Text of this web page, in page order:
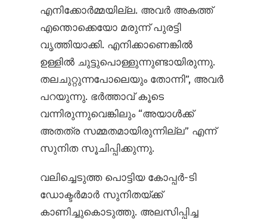
എനിക്കോർമ്മയില്ല. അവർ അകത്ത്
എന്തൊക്കെയോ മരുന്ന് പുരട്ടി
വൃത്തിയാക്കി. എനിക്കാണെങ്കിൽ
ഉള്ളിൽ ചുട്ടുപൊള്ളുന്നുണ്ടായിരുന്നു.
തലചുറ്റുന്നപോലെയും തോന്നി”, അവർ
പറയുന്നു. ഭർത്താവ് കൂടെ
വന്നിരുന്നുവെങ്കിലും “അയാൾക്ക്
അതത്ര സമ്മതമായിരുന്നില്ല” എന്ന്
സുനിത സൂചിപ്പിക്കുന്നു.
വലിച്ചെടുത്ത പൊട്ടിയ കോപ്പർ-ടി
ഡോക്ടർമാർ സുനിതയ്ക്ക്
കാണിച്ചുകൊടുത്തു. അലസിപ്പിച്ച